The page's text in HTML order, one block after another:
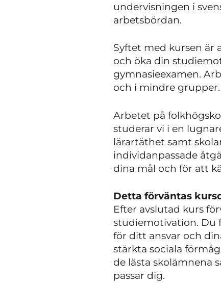
undervisningen i
arbetsbördan.
Syftet med kursen är
och öka din
gymnasieexamen.
och i mindre grupper.
Arbetet på
studerar vi i en
lärartäthet samt
individanpassade
dina mål och för att
Detta förväntas
Efter avslutad kurs
studiemotivation. Du
för ditt ansvar och
stärkta sociala
de lästa skolämnena
passar dig.